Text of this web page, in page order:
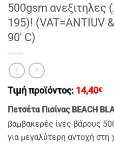
500gsm ανεξιτηλες
195)! (VAT=ANTIUV
90′ C)
Τιμή προϊόντος: 14,40€
Πετσέτα Πισίνας BEACH
βαμβακερές ίνες βάρους
για μεγαλύτερη αντοχή